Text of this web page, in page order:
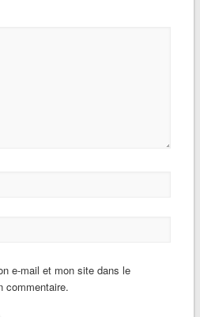
e-mail et mon site dans le
commentaire.